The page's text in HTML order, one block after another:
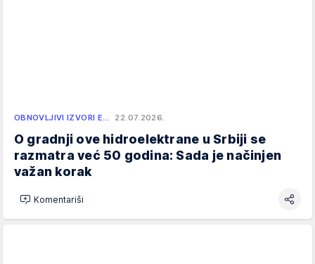
OBNOVLJIVI IZVORI E… 22.07.2026.
O gradnji ove hidroelektrane u Srbiji se
razmatra već 50 godina: Sada je načinjen
važan korak
Komentariši